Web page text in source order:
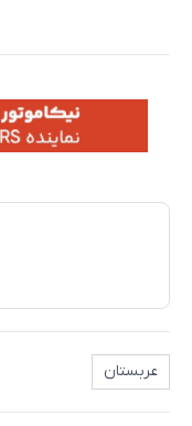
عربستان